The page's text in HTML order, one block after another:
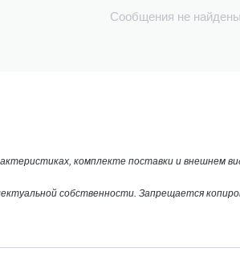
Сообщения не найдены
комплекте поставки и
собственности. Запрещается